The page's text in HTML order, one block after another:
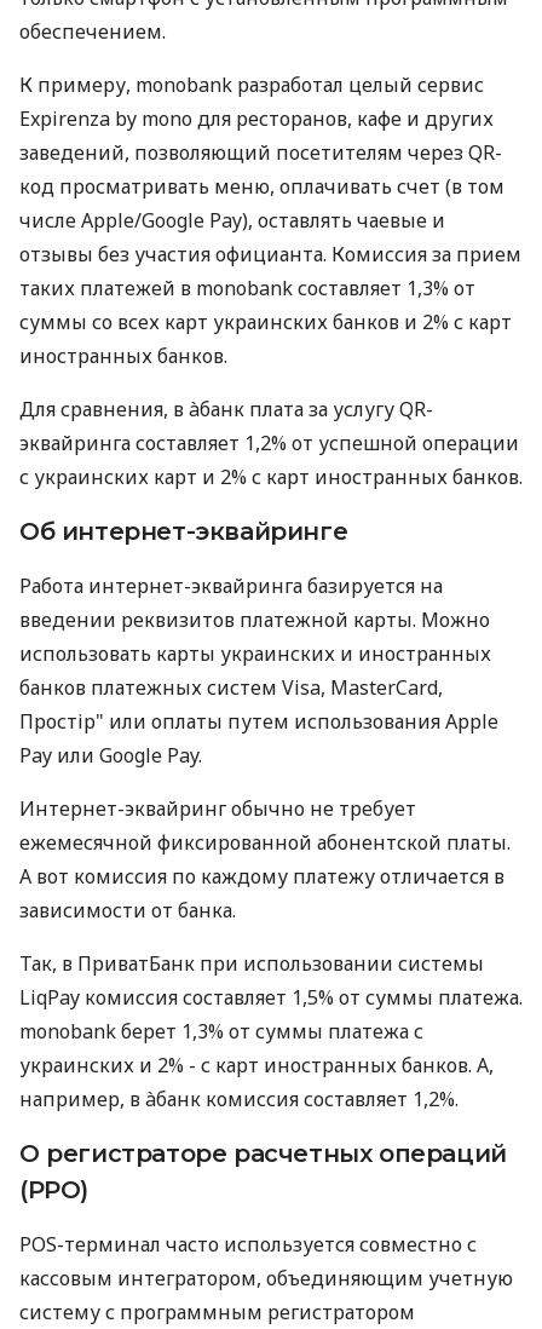
обеспечением.
К примеру, monobank разработал целый сервис
Expirenza by mono для ресторанов, кафе и других
заведений, позволяющий посетителям через QR-
код просматривать меню, оплачивать счет (в том
числе Apple/Google Pay), оставлять чаевые и
отзывы без участия официанта. Комиссия за прием
таких платежей в monobank составляет 1,3% от
суммы со всех карт украинских банков и 2% с карт
иностранных банков.
Для сравнения, в àбанк плата за услугу QR-
эквайринга составляет 1,2% от успешной операции
с украинских карт и 2% с карт иностранных банков.
Об интернет-эквайринге
Работа интернет-эквайринга базируется на
введении реквизитов платежной карты. Можно
использовать карты украинских и иностранных
банков платежных систем Visa, MasterCard,
Простір" или оплаты путем использования Apple
Pay или Google Pay.
Интернет-эквайринг обычно не требует
ежемесячной фиксированной абонентской платы.
А вот комиссия по каждому платежу отличается в
зависимости от банка.
Так, в ПриватБанк при использовании системы
LiqPay комиссия составляет 1,5% от суммы платежа.
monobank берет 1,3% от суммы платежа с
украинских и 2% - с карт иностранных банков. А,
например, в àбанк комиссия составляет 1,2%.
О регистраторе расчетных операций
(РРО)
POS-терминал часто используется совместно с
кассовым интегратором, объединяющим учетную
систему с программным регистратором